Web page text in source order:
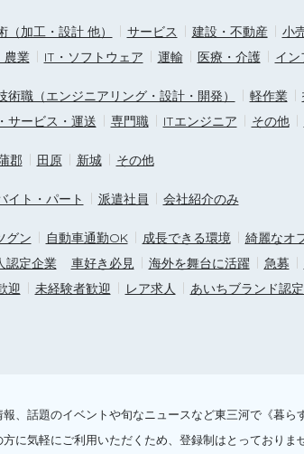
（加工・設計 他） サービス 建設・不動産 小
農業
IT・ソフトウェア 運輸 医療・介護 イン
術職（エンジニアリング・設計・開発） 軽作業
サービス・運送 専門職 ITエンジニア その他
郡 田原 新城
その他
イト・パート 派遣社員
会社紹介のみ
グン 自動車通勤OK 成長できる環境 綺麗なオ
認定企業
車好き必見 海外を舞台に活躍 急募
迎 未経験者歓迎 レア求人 あいちブランド認
報、話題のイベントや旬なニュースなど東三河で《暮
方に気軽にご利用いただくため、登録制はとっており